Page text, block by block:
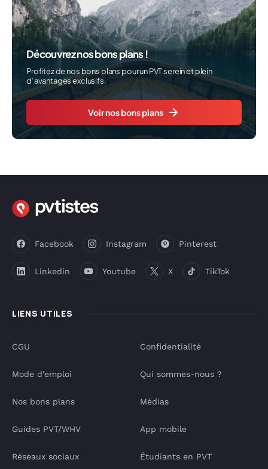
Découvrez nos bons plans !
Profitez de nos bons plans pour un PVT serein et plein
d’avantages exclusifs.
Voir nos bons plans
LIENS UTILES
Facebook Instagram Pinterest
Linkedin Youtube X TikTok
CGU
Mode d'emploi
Nos bons plans
Guides PVT/WHV
Réseaux sociaux
Confidentialité
Qui sommes-nous ?
Médias
App mobile
Étudiants en PVT